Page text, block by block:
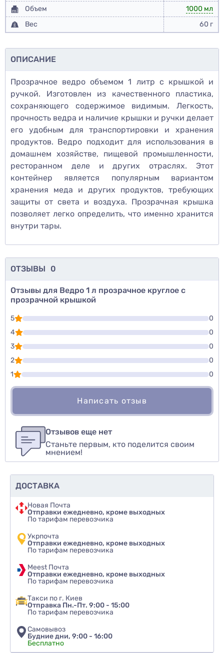
Объем
1000 мл
Вес
60 г
ОПИСАНИЕ
Прозрачное ведро объемом 1 литр с крышкой и
ручкой. Изготовлен из качественного пластика,
сохраняющего содержимое видимым. Легкость,
прочность ведра и наличие крышки и ручки делает
его удобным для транспортировки и хранения
продуктов. Ведро подходит для использования в
домашнем хозяйстве, пищевой промышленности,
ресторанном деле и других отраслях. Этот
контейнер является популярным вариантом
хранения меда и других продуктов, требующих
защиты от света и воздуха. Прозрачная крышка
позволяет легко определить, что именно хранится
внутри тары.
ОТЗЫВЫ 0
Отзывы для Ведро 1 л прозрачное круглое с
прозрачной крышкой
5
0
4
0
3
0
2
0
1
0
Написать отзыв
авторизуйтесь иливойдите
Оценить товар
Отзывов еще нет
Станьте первым, кто поделится своим
мнением!
ДОСТАВКА
Новая Почта
Отправки ежедневно, кроме выходных
По тарифам перевозчика
Укрпочта
Отправки ежедневно, кроме выходных
По тарифам перевозчика
Meest Почта
Отправки ежедневно, кроме выходных
По тарифам перевозчика
Такси по г. Киев
Отправка Пн.-Пт. 9:00 - 15:00
По тарифам перевозчика
Самовывоз
Будние дни, 9:00 - 16:00
Бесплатно